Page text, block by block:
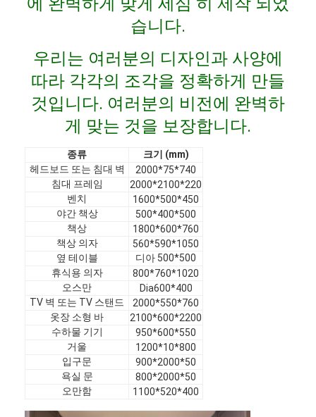
제품
비디오
VR 쇼
공장 투어
품질 관리
문의하기
뉴스
사건
질문
지금 챗팅하세요
습니다.
우리는 여러분의 디자인과 사양에
따라 각각의 조각을 정확하게 만들
것입니다. 여러분의 비전에 완벽하
게 맞는 것을 보장합니다.
종류
크기 (mm)
헤드보드 또는 침대 벽
2000*75*740
침대 프레임
2000*2100*220
벤치
1600*500*450
야간 책상
500*400*500
책상
1800*600*760
책상 의자
560*590*1050
옆 테이블
디아 500*500
휴식용 의자
800*760*1020
오스만
Dia600*400
TV 벽 또는 TV 스탠드
2000*550*760
옷장 소형 바
2100*600*2200
수하물 기기
950*600*550
거울
1200*10*800
입구문
900*2000*50
욕실 문
800*2000*50
오만함
1100*520*400